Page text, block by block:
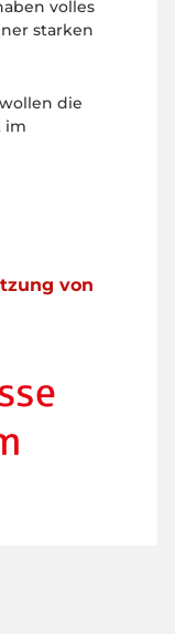
volles
starken
die
im
von